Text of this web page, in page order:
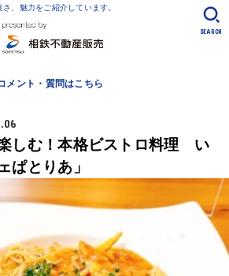
、魅力をご紹介しています。
メント・質問はこちら
SEARCH
しむ！本格ビストロ料理 い
ぱとりあ」